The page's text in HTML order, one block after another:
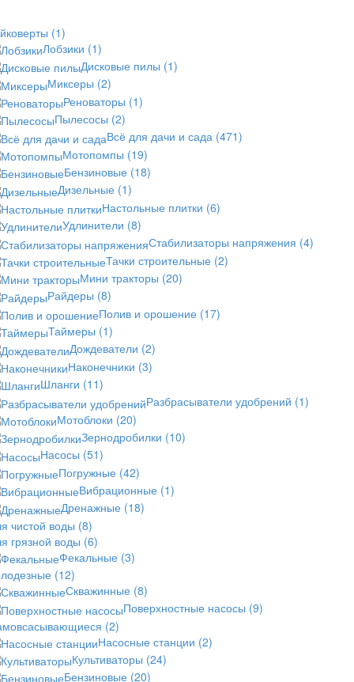
(1)
Лобзики (1)
Дисковые пилы (1)
Миксеры (2)
Реноваторы (1)
Пылесосы (2)
Всё для дачи и сада (471)
Мотопомпы (19)
Бензиновые (18)
Дизельные (1)
Настольные плитки (6)
Удлинители (8)
Стабилизаторы напряжения (4)
Тачки строительные (2)
Мини тракторы (20)
Райдеры (8)
Полив и орошение (17)
Таймеры (1)
Дождеватели (2)
Наконечники (3)
Шланги (11)
Разбрасыватели удобрений (1)
Мотоблоки (20)
Зернодробилки (10)
Насосы (51)
Погружные (42)
Вибрационные (1)
Дренажные (18)
чистой воды (8)
грязной воды (6)
Фекальные (3)
(12)
Скважинные (8)
Поверхностные насосы (9)
(2)
Насосные станции (2)
Культиваторы (24)
Бензиновые (20)